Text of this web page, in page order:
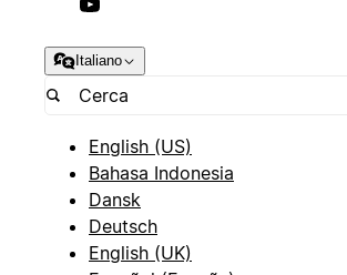
Italiano
English (US)
Bahasa Indonesia
Dansk
Deutsch
English (UK)